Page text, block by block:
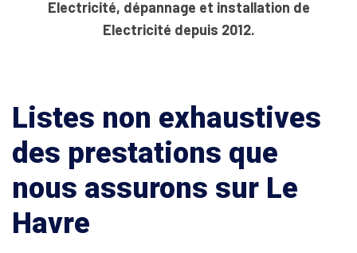
Electricité, dépannage et installation de
Electricité depuis 2012.
Listes non exhaustives
des prestations que
nous assurons sur Le
Havre